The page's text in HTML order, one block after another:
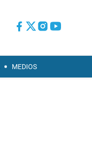
MEDIOS